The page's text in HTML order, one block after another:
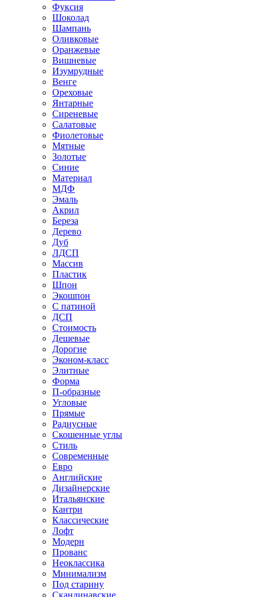
Фуксия
Шоколад
Шампань
Оливковые
Оранжевые
Вишневые
Изумрудные
Венге
Ореховые
Янтарные
Сиреневые
Салатовые
Фиолетовые
Мятные
Золотые
Синие
Материал
МДФ
Эмаль
Акрил
Береза
Дерево
Дуб
ЛДСП
Массив
Пластик
Шпон
Экошпон
С патиной
ДСП
Стоимость
Дешевые
Дорогие
Эконом-класс
Элитные
Форма
П-образные
Угловые
Прямые
Радиусные
Скошенные углы
Стиль
Современные
Евро
Английские
Дизайнерские
Итальянские
Кантри
Классические
Лофт
Модерн
Прованс
Неоклассика
Минимализм
Под старину
Скандинавские